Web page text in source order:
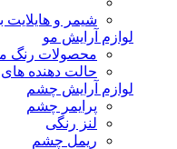
شیمر و هایلایت
لوازم آرایش مو
محصولات رنگ
حالت دهنده
لوازم آرایش چشم
پرایمر چشم
لنز رنگی
ریمل چشم